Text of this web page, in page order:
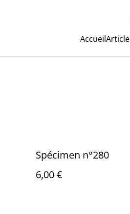
Accueil
Spécimen n°280
6,00 €